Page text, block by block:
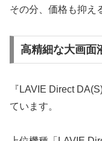
その分、価格も抑え
高精細な大画面
『LAVIE Direct
ています。